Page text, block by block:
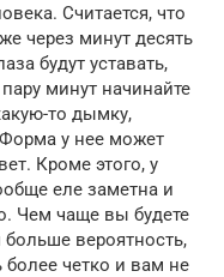
Считается, что
через минут десять
будут уставать,
минут начинайте
то дымку,
у нее может
Кроме этого, у
еле заметна и
Чем чаще вы будете
вероятность,
более четко и вам не